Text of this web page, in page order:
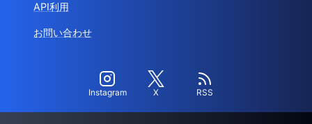
API利用
お問い合わせ
Instagram X RSS